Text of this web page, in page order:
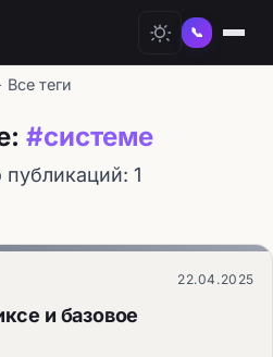
📞
теги
#системе
1
22.04.2025
и базовое